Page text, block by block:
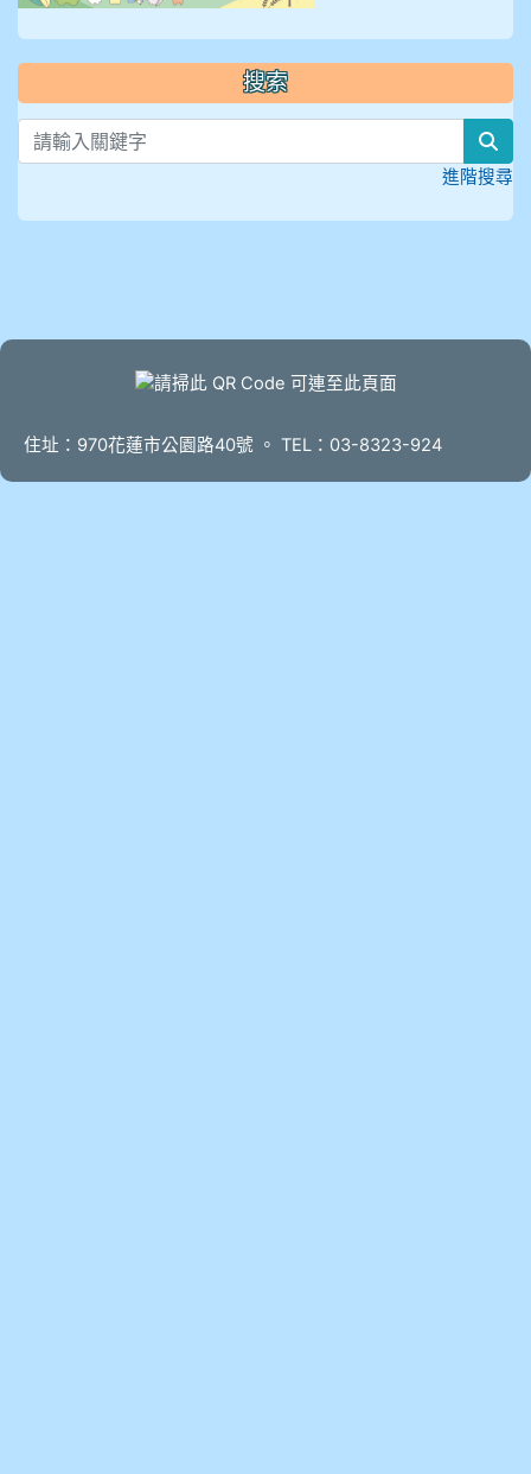
搜索
進階搜尋
住址：970花蓮市公園路40號 。 TEL：03-8323-924